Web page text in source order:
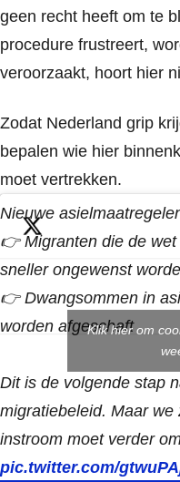
geen recht heeft om te
procedure frustreert,
veroorzaakt, hoort hier
Zodat Nederland grip
bepalen wie hier
moet vertrekken.
Nieuwe
👉 Migranten die de
sneller ongewenst
👉 Dwangsommen in
worden afgeschaft
Dit is de volgende stap
migratiebeleid. Maar we
instroom moet verder
pic.twitter.com/
Klik hier om